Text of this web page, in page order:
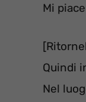
Mi
Quindi
Nel